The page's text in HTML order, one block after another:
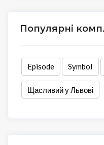
Популярні
Episode Symbol
Щасливий у Львові